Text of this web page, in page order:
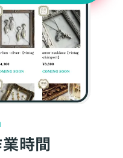
理由
時間